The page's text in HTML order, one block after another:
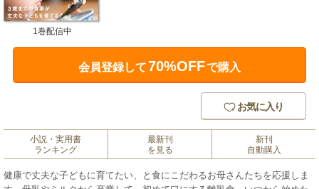
1巻配信中
会員登録して70%OFFで購入
お気に入り
小説・実用書
ランキング
最新刊
を見る
新刊
自動購入
健康で丈夫な子どもに育てたい、と食にこだわるお母さんたちを応援しま